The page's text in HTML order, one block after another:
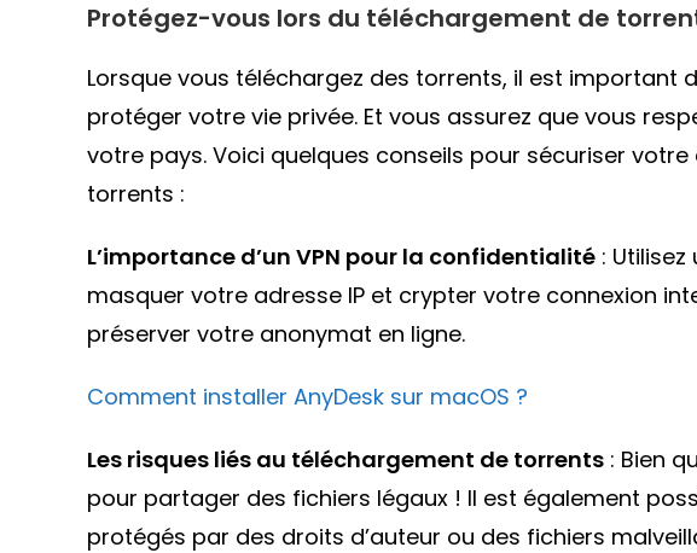
Protégez-vous lors du téléchargement de
Lorsque vous téléchargez des torrents, il est important
protéger votre vie privée. Et vous assurez que vous
votre pays. Voici quelques conseils pour sécuriser
torrents :
L’importance d’un VPN pour la confidentialité : Utilisez
masquer votre adresse IP et crypter votre connexion
préserver votre anonymat en ligne.
Comment installer AnyDesk sur macOS ?
Les risques liés au téléchargement de torrents : Bien
pour partager des fichiers légaux ! Il est également
protégés par des droits d’auteur ou des fichiers